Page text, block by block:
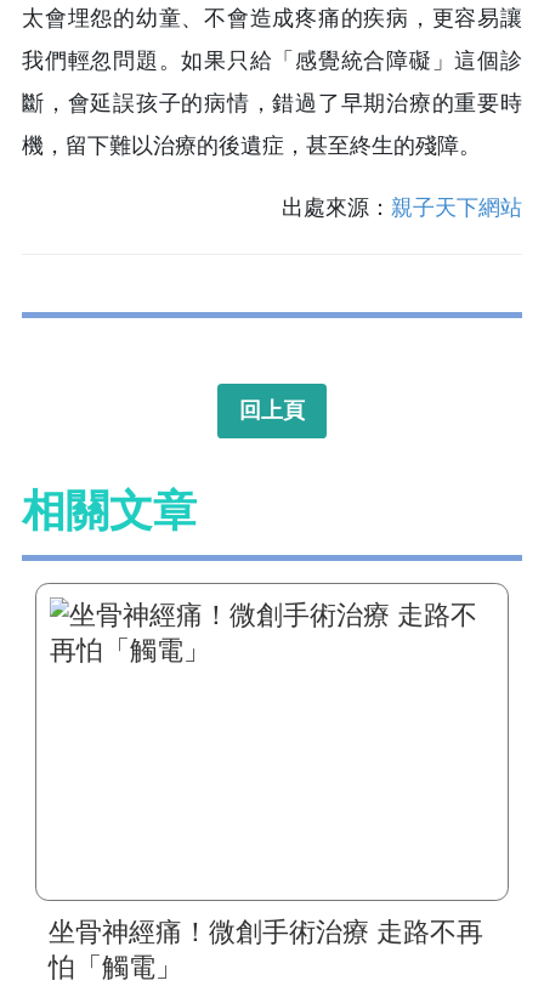
太會埋怨的幼童、不會造成疼痛的疾病，更容易讓
我們輕忽問題。如果只給「感覺統合障礙」這個診
斷，會延誤孩子的病情，錯過了早期治療的重要時
機，留下難以治療的後遺症，甚至終生的殘障。
出處來源： 親子天下網站
回上頁
相關文章
坐骨神經痛！微創手術治療 走路不再
怕「觸電」